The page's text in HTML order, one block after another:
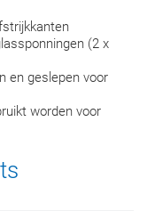
(2 x
en geslepen voor
worden voor